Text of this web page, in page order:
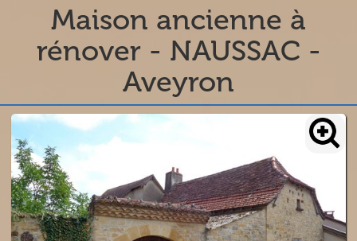
Maison ancienne à
rénover - NAUSSAC -
Aveyron